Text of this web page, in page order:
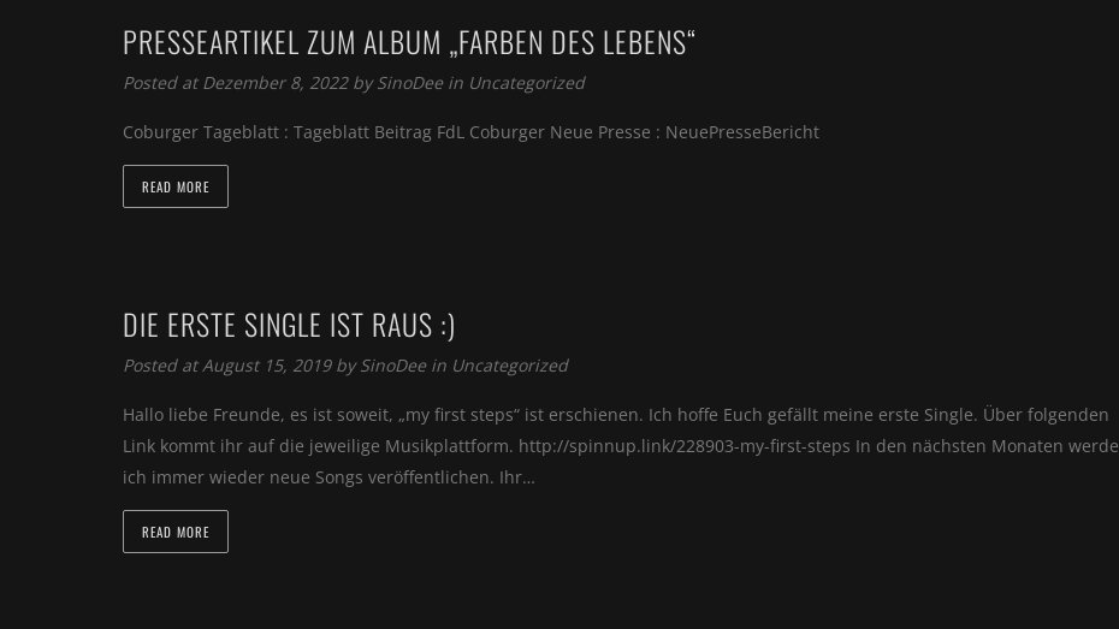
PRESSEARTIKEL ZUM ALBUM „FARBEN DES LEBENS“
Posted at Dezember 8, 2022 bySinoDee in Uncategorized
Coburger Tageblatt : Tageblatt Beitrag FdL Coburger Neue Presse : NeuePresseBericht
READ MORE
DIE ERSTE SINGLE IST RAUS :)
Posted at August 15, 2019 bySinoDee in Uncategorized
Hallo liebe Freunde, es ist soweit, „my first steps“ ist erschienen. Ich hoffe Euch gefällt meine erste Single. Über folgenden
Link kommt ihr auf die jeweilige Musikplattform. http://spinnup.link/228903-my-first-steps In den nächsten Monaten werde
ich immer wieder neue Songs veröffentlichen. Ihr…
READ MORE